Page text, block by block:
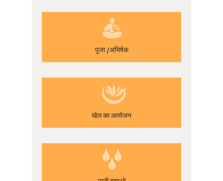
पूजा /अभिषेक
खेल का आयोजन